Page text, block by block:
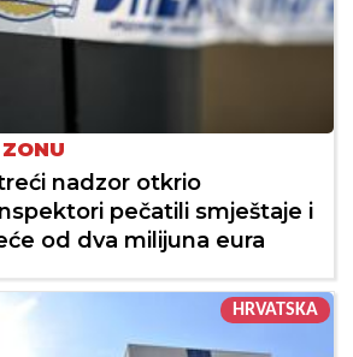
nadzor otkrio
pečatili smještaje i
od dva milijuna eura
HRVATSKA